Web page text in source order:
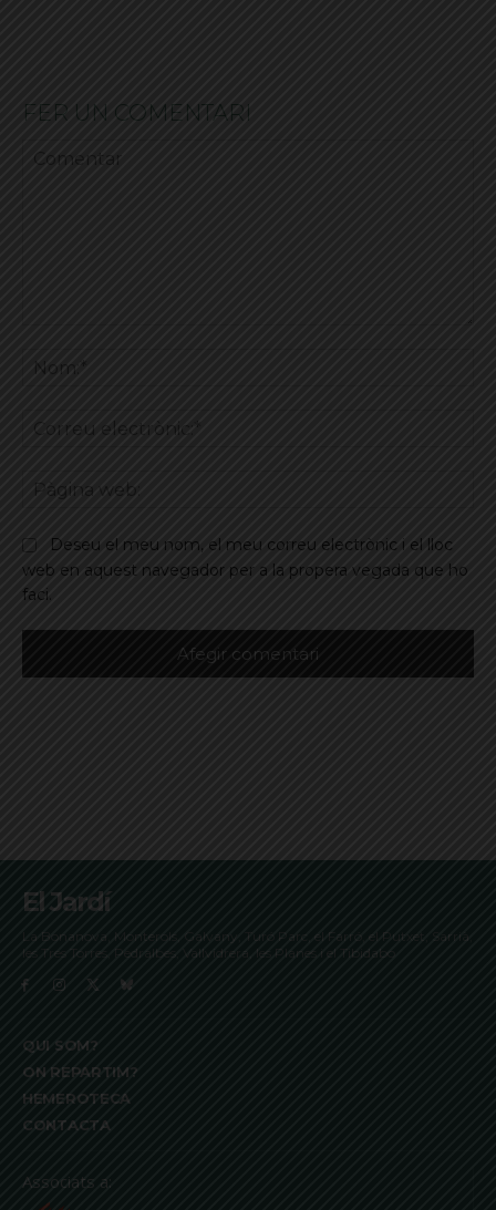
FER UN COMENTARI
Deseu el meu nom, el meu correu electrònic i el lloc
web en aquest navegador per a la propera vegada que ho
faci.
El Jardí
La Bonanova, Monterols, Galvany, Turó Parc, el Farró, el Putxet, Sarrià,
les Tres Torres, Pedralbes, Vallvidrera, les Planes i el Tibidabo
QUI SOM?
ON REPARTIM?
HEMEROTECA
CONTACTA
Associats a: